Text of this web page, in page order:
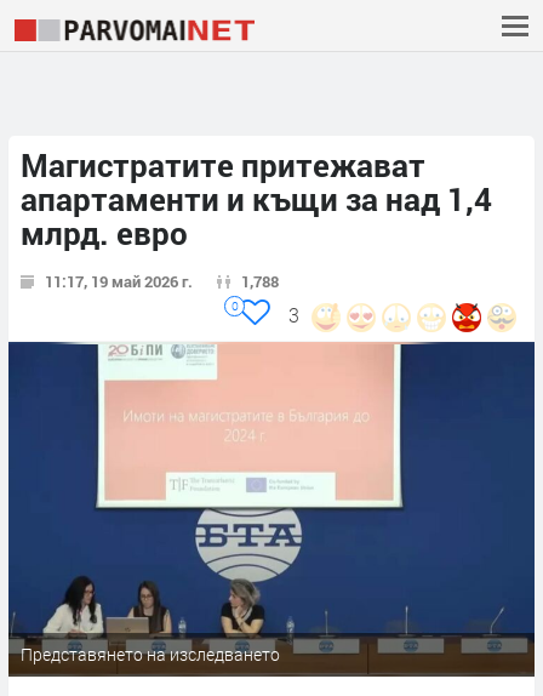
Магистратите притежават
апартаменти и къщи за над 1,4
млрд. евро
11:17, 19 май 2026 г. 1,788
3
0
Представянето на изследването